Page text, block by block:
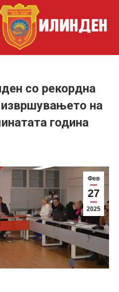
со рекордна
извршувањето на
година
Фев
27
2025